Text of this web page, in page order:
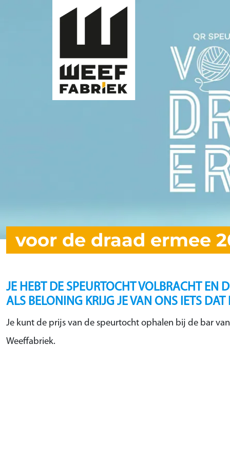
voor de draad ermee
JE HEBT DE SPEURTOCHT VOLBRACHT EN
ALS BELONING KRIJG JE VAN ONS IETS DAT
Je kunt de prijs van de speurtocht ophalen bij de bar
Weeffabriek.